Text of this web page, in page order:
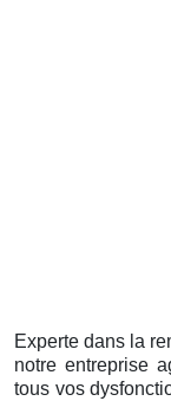
Experte dans la
notre entreprise
tous vos